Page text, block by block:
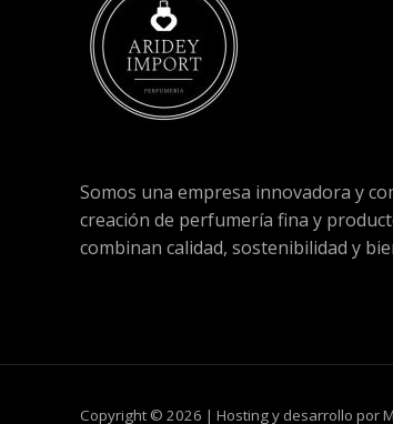
Somos una empresa innovadora y
creación de perfumería fina y
combinan calidad, sostenibilidad y
Copyright © 2026 | Hosting y desarrollo por